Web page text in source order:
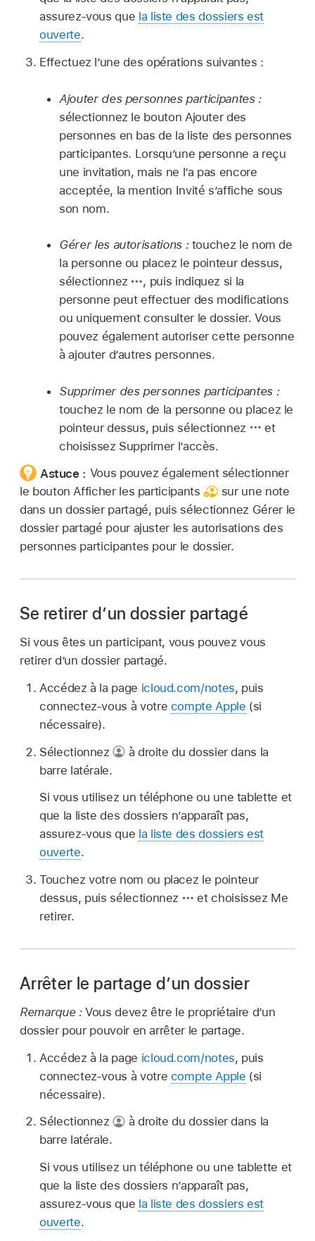
assurez-vous que la liste des dossiers est
ouverte.
Effectuez l’une des opérations suivantes :
Ajouter des personnes participantes :
sélectionnez le bouton Ajouter des
personnes en bas de la liste des personnes
participantes. Lorsqu’une personne a reçu
une invitation, mais ne l’a pas encore
acceptée, la mention Invité s’affiche sous
son nom.
Gérer les autorisations : touchez le nom de
la personne ou placez le pointeur dessus,
sélectionnez
, puis indiquez si la
personne peut effectuer des modifications
ou uniquement consulter le dossier. Vous
pouvez également autoriser cette personne
à ajouter d’autres personnes.
Supprimer des personnes participantes :
touchez le nom de la personne ou placez le
pointeur dessus, puis sélectionnez
et
choisissez Supprimer l’accès.
Astuce : Vous pouvez également sélectionner
le bouton Afficher les participants
sur une note
dans un dossier partagé, puis sélectionnez Gérer le
dossier partagé pour ajuster les autorisations des
personnes participantes pour le dossier.
Se retirer d’un dossier partagé
Si vous êtes un participant, vous pouvez vous
retirer d’un dossier partagé.
Accédez à la page icloud.com/notes, puis
connectez-vous à votre compte Apple (si
nécessaire).
Sélectionnez
à droite du dossier dans la
barre latérale.
Si vous utilisez un téléphone ou une tablette et
que la liste des dossiers n’apparaît pas,
assurez-vous que la liste des dossiers est
ouverte.
Touchez votre nom ou placez le pointeur
dessus, puis sélectionnez
et choisissez Me
retirer.
Arrêter le partage d’un dossier
Remarque :Vous devez être le propriétaire d’un
dossier pour pouvoir en arrêter le partage.
Accédez à la page icloud.com/notes, puis
connectez-vous à votre compte Apple (si
nécessaire).
Sélectionnez
à droite du dossier dans la
barre latérale.
Si vous utilisez un téléphone ou une tablette et
que la liste des dossiers n’apparaît pas,
assurez-vous que la liste des dossiers est
ouverte.